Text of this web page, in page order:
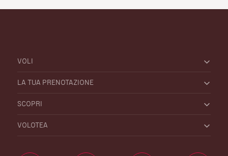
VOLI
LA TUA PRENOTAZIONE
SCOPRI
VOLOTEA